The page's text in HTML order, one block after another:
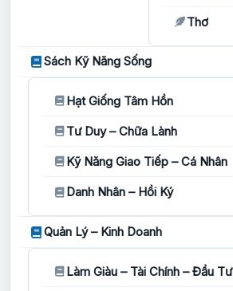
Thơ
Sách Kỹ Năng Sống
Hạt Giống Tâm Hồn
Tư Duy – Chữa Lành
Kỹ Năng Giao Tiếp – Cá Nhân
Danh Nhân – Hồi Ký
Quản Lý – Kinh Doanh
Làm Giàu – Tài Chính – Đầu Tư